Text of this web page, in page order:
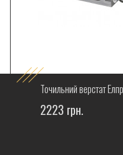
Точильний верстат
2223 грн.